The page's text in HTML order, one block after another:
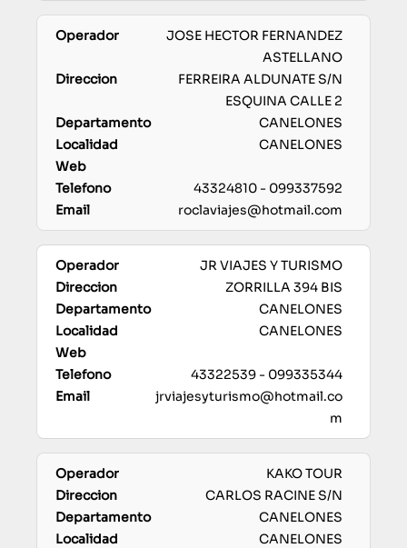
JOSE HECTOR FERNANDEZ
ASTELLANO
FERREIRA ALDUNATE S/N
ESQUINA CALLE 2
CANELONES
CANELONES
43324810 - 099337592
roclaviajes@hotmail.com
JR VIAJES Y TURISMO
ZORRILLA 394 BIS
CANELONES
CANELONES
43322539 - 099335344
jrviajesyturismo@hotmail.co
m
KAKO TOUR
CARLOS RACINE S/N
CANELONES
CANELONES